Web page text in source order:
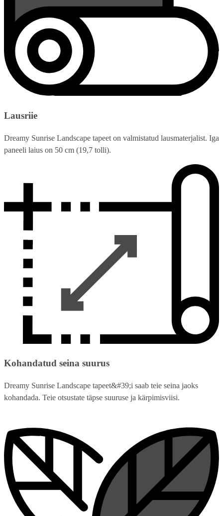
Lausriie
Dreamy Sunrise Landscape tapeet on valmistatud lausmaterjalist. Iga
paneeli laius on 50 cm (19,7 tolli).
Kohandatud seina suurus
Dreamy Sunrise Landscape tapeet&#39;i saab teie seina jaoks
kohandada. Teie otsustate täpse suuruse ja kärpimisviisi.